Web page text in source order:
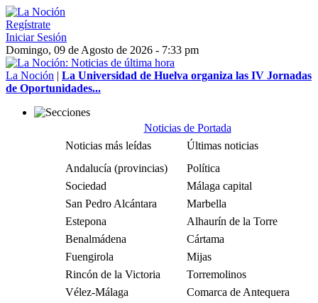
Regístrate
Iniciar Sesión
Domingo, 09 de Agosto de 2026 - 7:33 pm
La Noción | La Universidad de Huelva organiza las IV Jornadas
de Oportunidades...
Noticias de Portada
Noticias más leídas
Últimas noticias
Andalucía (provincias)
Política
Sociedad
Málaga capital
San Pedro Alcántara
Marbella
Estepona
Alhaurín de la Torre
Benalmádena
Cártama
Fuengirola
Mijas
Rincón de la Victoria
Torremolinos
Vélez-Málaga
Comarca de Antequera